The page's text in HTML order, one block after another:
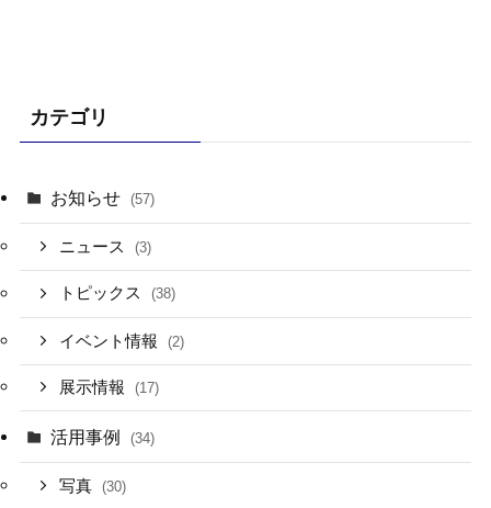
カテゴリ
お知らせ (57)
ニュース (3)
トピックス (38)
イベント情報 (2)
展示情報 (17)
活用事例 (34)
写真 (30)